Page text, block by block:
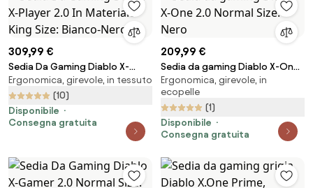
309,99 €
Sedia Da Gaming Diablo X-
Player 2.0 In Materiale King Size:
Bianco-Nero
Ergonomica, girevole, in tessuto
(10)
Disponibile
Consegna gratuita
209,99 €
Sedia da gaming Diablo X-One
2.0 Normal Size: Nero
Ergonomica, girevole, in
ecopelle
(1)
Disponibile
Consegna gratuita